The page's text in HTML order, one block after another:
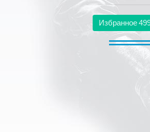
Избранное